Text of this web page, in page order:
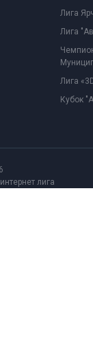
Лига
Лига
Лига
Кубок
лига